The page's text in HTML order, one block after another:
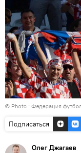
© Photo : Федерация
Подписаться
Олег Джагаев